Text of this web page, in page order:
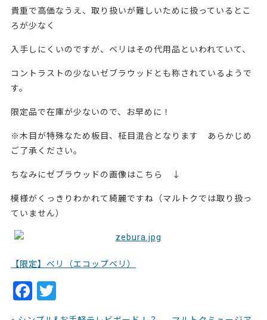
貴重で高価なうえ、取り扱いが難しいために扱っているとこ
ろが少なく
入手しにくいのですが、ベリはその代用品といわれていて、
コントラストの少ないゼブラウッドとも称されているようで
す。
限定品で在庫が少ないので、お早めに！
※木目が特殊なため板目、柾目混合となります あらかじめ
ご了承ください。
ちなみにゼブラウッドの画像はこちら ↓
模様がくっきりわかれて綺麗ですね（マルトクでは取り扱っ
ていません）
【限定】べリ（エコップベリ）
F
a
T
w